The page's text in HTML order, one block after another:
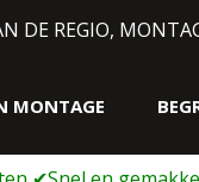
DE REGIO,
MONTAGE